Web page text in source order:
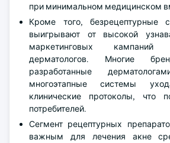
при минимальном медицинском
Кроме того, безрецептурные
выигрывают от высокой
маркетинговых
дерматологов. Многие
разработанные
многоэтапные системы
клинические протоколы, что
потребителей.
Сегмент рецептурных
важным для лечения акне